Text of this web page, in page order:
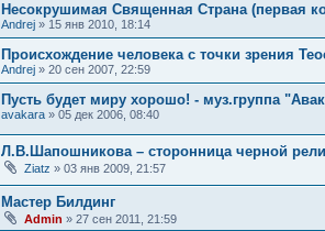
Несокрушимая Священная Страна (первая
Andrej » 15 янв 2010, 18:14
Происхождение человека с точки зрения
Andrej » 20 сен 2007, 22:59
Пусть будет миру хорошо! - муз.группа
avakara » 05 дек 2006, 08:40
Л.В.Шапошникова – сторонница черной
Ziatz » 03 янв 2009, 21:57
Мастер Билдинг
Admin » 27 сен 2011, 21:59